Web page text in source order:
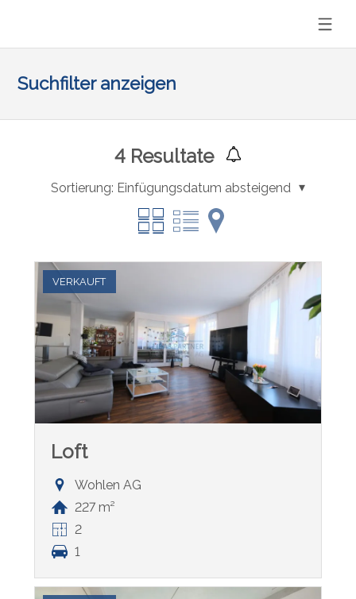
Suchfilter anzeigen
4Resultate
Sortierung: Einfügungsdatum absteigend
VERKAUFT
Loft
Wohlen AG
227 m²
2
1